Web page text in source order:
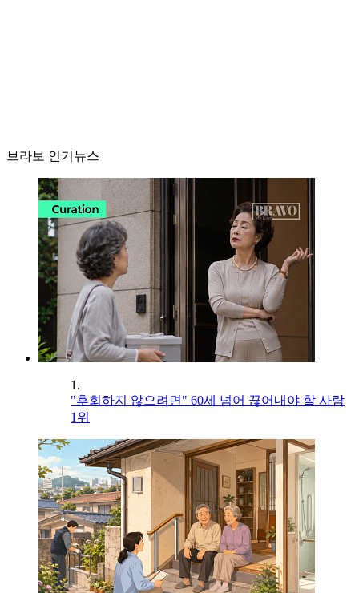
브라보 인기뉴스
1.
"후회하지 않으려면" 60세 넘어 끊어내야 할 사람
1위